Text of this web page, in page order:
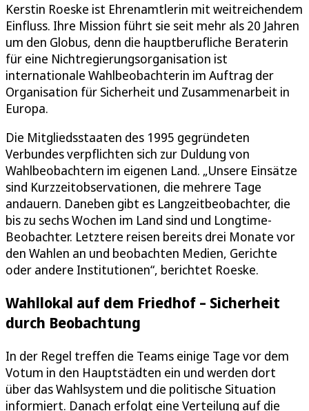
Kerstin Roeske ist Ehrenamtlerin mit weitreichendem
Einfluss. Ihre Mission führt sie seit mehr als 20 Jahren
um den Globus, denn die hauptberufliche Beraterin
für eine Nichtregierungsorganisation ist
internationale Wahlbeobachterin im Auftrag der
Organisation für Sicherheit und Zusammenarbeit in
Europa.
Die Mitgliedsstaaten des 1995 gegründeten
Verbundes verpflichten sich zur Duldung von
Wahlbeobachtern im eigenen Land. „Unsere Einsätze
sind Kurzzeitobservationen, die mehrere Tage
andauern. Daneben gibt es Langzeitbeobachter, die
bis zu sechs Wochen im Land sind und Longtime-
Beobachter. Letztere reisen bereits drei Monate vor
den Wahlen an und beobachten Medien, Gerichte
oder andere Institutionen“, berichtet Roeske.
Wahllokal auf dem Friedhof – Sicherheit
durch Beobachtung
In der Regel treffen die Teams einige Tage vor dem
Votum in den Hauptstädten ein und werden dort
über das Wahlsystem und die politische Situation
informiert. Danach erfolgt eine Verteilung auf die